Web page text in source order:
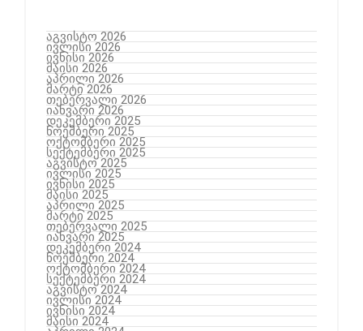
აგვისტო 2026
ივლისი 2026
ივნისი 2026
მაისი 2026
აპრილი 2026
მარტი 2026
თებერვალი 2026
იანვარი 2026
დეკემბერი 2025
ნოემბერი 2025
ოქტომბერი 2025
სექტემბერი 2025
აგვისტო 2025
ივლისი 2025
ივნისი 2025
მაისი 2025
აპრილი 2025
მარტი 2025
თებერვალი 2025
იანვარი 2025
დეკემბერი 2024
ნოემბერი 2024
ოქტომბერი 2024
სექტემბერი 2024
აგვისტო 2024
ივლისი 2024
ივნისი 2024
მაისი 2024